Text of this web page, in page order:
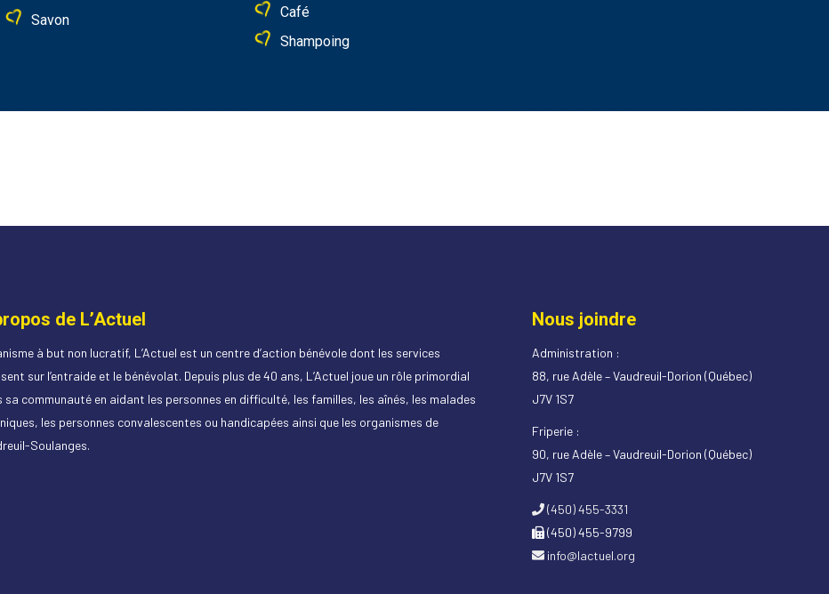
Savon
Café
Shampoing
de L’Actuel
à but non lucratif, L’Actuel est un centre d’action bénévole dont les services
sur l’entraide et le bénévolat. Depuis plus de 40 ans, L’Actuel joue un rôle primordial
sa communauté en aidant les personnes en difficulté, les familles, les aînés, les malades
les personnes convalescentes ou handicapées ainsi que les organismes de
Soulanges.
Nous joindre
Administration :
88, rue Adèle – Vaudreuil-Dorion (Québec)
J7V 1S7
Friperie :
90, rue Adèle – Vaudreuil-Dorion (Québec)
J7V 1S7
(450) 455-3331
(450) 455-9799
info@lactuel.org